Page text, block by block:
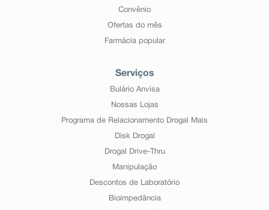
Convênio
Ofertas do mês
Farmácia popular
Serviços
Bulário Anvisa
Nossas Lojas
Programa de Relacionamento Drogal Mais
Disk Drogal
Drogal Drive-Thru
Manipulação
Descontos de Laboratório
Bioimpedância